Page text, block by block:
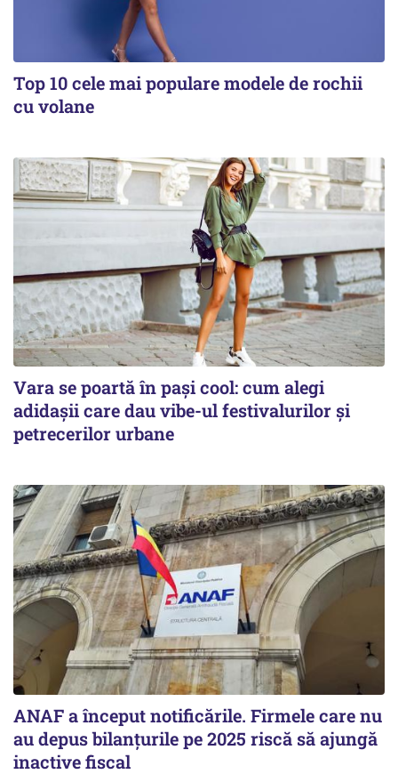
Top 10 cele mai populare modele de rochii
cu volane
Vara se poartă în pași cool: cum alegi
adidașii care dau vibe-ul festivalurilor și
petrecerilor urbane
ANAF a început notificările. Firmele care nu
au depus bilanțurile pe 2025 riscă să ajungă
inactive fiscal